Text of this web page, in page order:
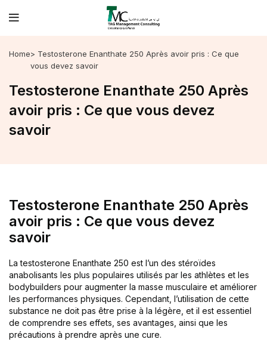
Home> Testosterone Enanthate 250 Après avoir pris : Ce que
vous devez savoir
Testosterone Enanthate 250 Après
avoir pris : Ce que vous devez
savoir
Testosterone Enanthate 250 Après
avoir pris : Ce que vous devez
savoir
La testosterone Enanthate 250 est l’un des stéroïdes
anabolisants les plus populaires utilisés par les athlètes et les
bodybuilders pour augmenter la masse musculaire et améliorer
les performances physiques. Cependant, l’utilisation de cette
substance ne doit pas être prise à la légère, et il est essentiel
de comprendre ses effets, ses avantages, ainsi que les
précautions à prendre après une cure.